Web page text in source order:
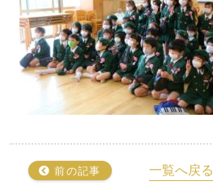
前の記事 一覧へ戻る